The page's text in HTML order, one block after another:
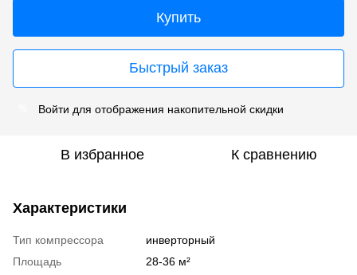
Купить
Быстрый заказ
Войти для отображения накопительной скидки
В избранное К сравнению
Характеристики
Тип компрессора
инверторный
Площадь
28-36 м²